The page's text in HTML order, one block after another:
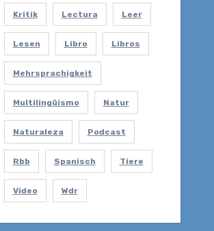
Kritik Lectura Leer
Lesen Libro Libros
Mehrsprachigkeit
Multilingüismo Natur
Naturaleza Podcast
Rbb Spanisch Tiere
Video Wdr